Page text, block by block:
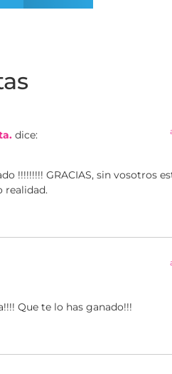
dice:
!!!!!!!!! GRACIAS, sin vosotros
realidad.
Que te lo has ganado!!!